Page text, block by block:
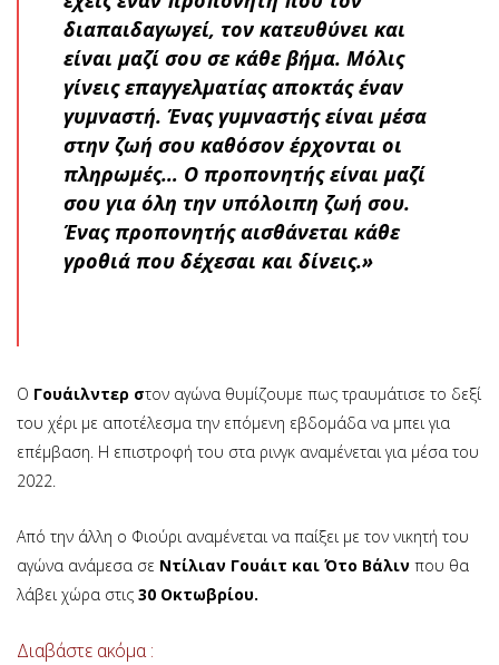
διαπαιδαγωγεί, τον κατευθύνει και
είναι μαζί σου σε κάθε βήμα. Μόλις
γίνεις επαγγελματίας αποκτάς έναν
γυμναστή. Ένας γυμναστής είναι μέσα
στην ζωή σου καθόσον έρχονται οι
πληρωμές… Ο προπονητής είναι μαζί
σου για όλη την υπόλοιπη ζωή σου.
Ένας προπονητής αισθάνεται κάθε
γροθιά που δέχεσαι και δίνεις.»
Ο Γουάιλντερ στον αγώνα θυμίζουμε πως τραυμάτισε το δεξί
του χέρι με αποτέλεσμα την επόμενη εβδομάδα να μπει για
επέμβαση. Η επιστροφή του στα ρινγκ αναμένεται για μέσα του
2022.
Από την άλλη ο Φιούρι αναμένεται να παίξει με τον νικητή του
αγώνα ανάμεσα σε Ντίλιαν Γουάιτ και Ότο Βάλιν που θα
λάβει χώρα στις 30 Οκτωβρίου.
Διαβάστε ακόμα :